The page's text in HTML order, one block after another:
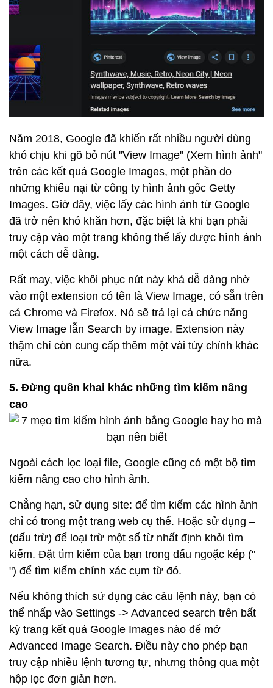
Năm 2018, Google đã khiến rất nhiều người dùng
khó chịu khi gõ bỏ nút "View Image" (Xem hình ảnh"
trên các kết quả Google Images, một phần do
những khiếu nại từ công ty hình ảnh gốc Getty
Images. Giờ đây, việc lấy các hình ảnh từ Google
đã trở nên khó khăn hơn, đặc biệt là khi bạn phải
truy cập vào một trang không thể lấy được hình ảnh
một cách dễ dàng.
Rất may, việc khôi phục nút này khá dễ dàng nhờ
vào một extension có tên là View Image, có sẵn trên
cả Chrome và Firefox. Nó sẽ trả lại cả chức năng
View Image lẫn Search by image. Extension này
thậm chí còn cung cấp thêm một vài tùy chỉnh khác
nữa.
5. Đừng quên khai khác những tìm kiếm nâng
cao
Ngoài cách lọc loại file, Google cũng có một bộ tìm
kiếm nâng cao cho hình ảnh.
Chẳng hạn, sử dụng site: để tìm kiếm các hình ảnh
chỉ có trong một trang web cụ thể. Hoặc sử dụng –
(dấu trừ) để loại trừ một số từ nhất định khỏi tìm
kiếm. Đặt tìm kiếm của bạn trong dấu ngoặc kép ("
") để tìm kiếm chính xác cụm từ đó.
Nếu không thích sử dụng các câu lệnh này, bạn có
thể nhấp vào Settings -> Advanced search trên bất
kỳ trang kết quả Google Images nào để mở
Advanced Image Search. Điều này cho phép bạn
truy cập nhiều lệnh tương tự, nhưng thông qua một
hộp lọc đơn giản hơn.